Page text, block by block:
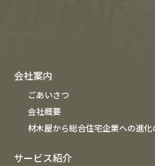
会社案内
ごあいさつ
会社概要
材木屋から総合住宅企業への進化
サービス紹介